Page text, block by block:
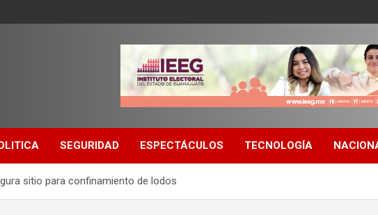
SEGURIDAD ESPECTÁCULOS TECNOLOGÍA
sitio para confinamiento de lodos